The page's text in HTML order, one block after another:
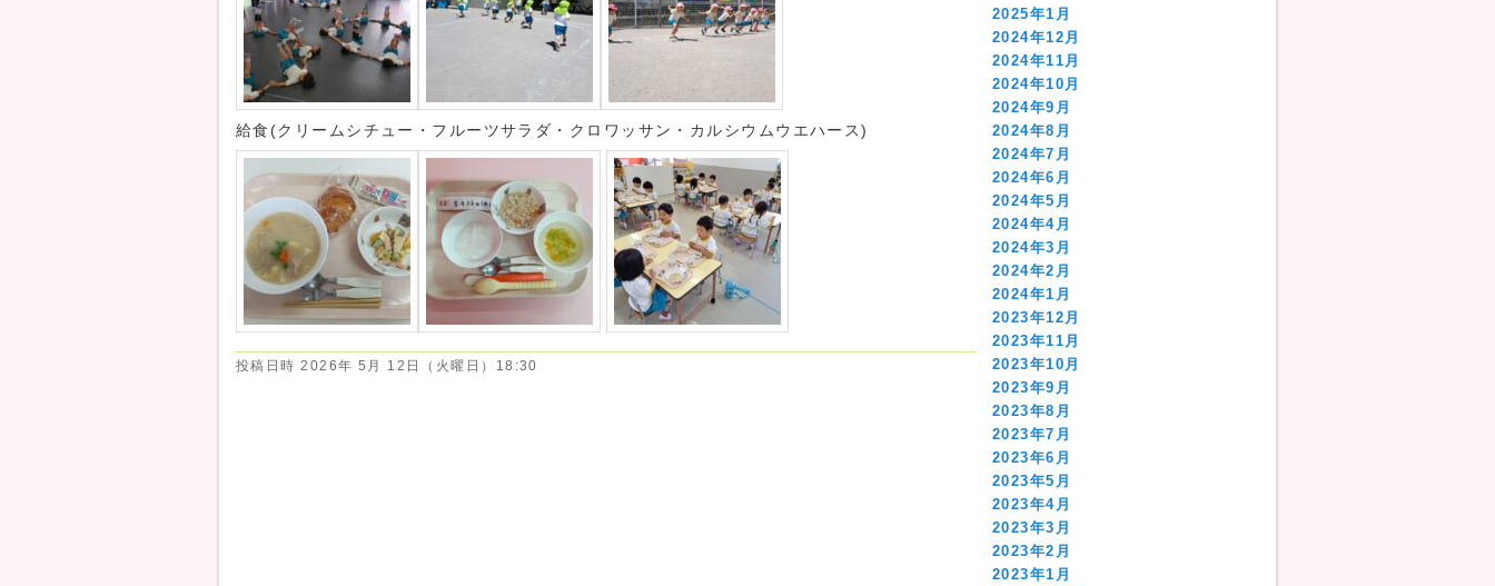
給食(クリームシチュー・フルーツサラダ・クロワッサン・カルシウムウエハース)
投稿日時 2026年 5月 12日（火曜日）18:30
2025年1月
2024年12月
2024年11月
2024年10月
2024年9月
2024年8月
2024年7月
2024年6月
2024年5月
2024年4月
2024年3月
2024年2月
2024年1月
2023年12月
2023年11月
2023年10月
2023年9月
2023年8月
2023年7月
2023年6月
2023年5月
2023年4月
2023年3月
2023年2月
2023年1月